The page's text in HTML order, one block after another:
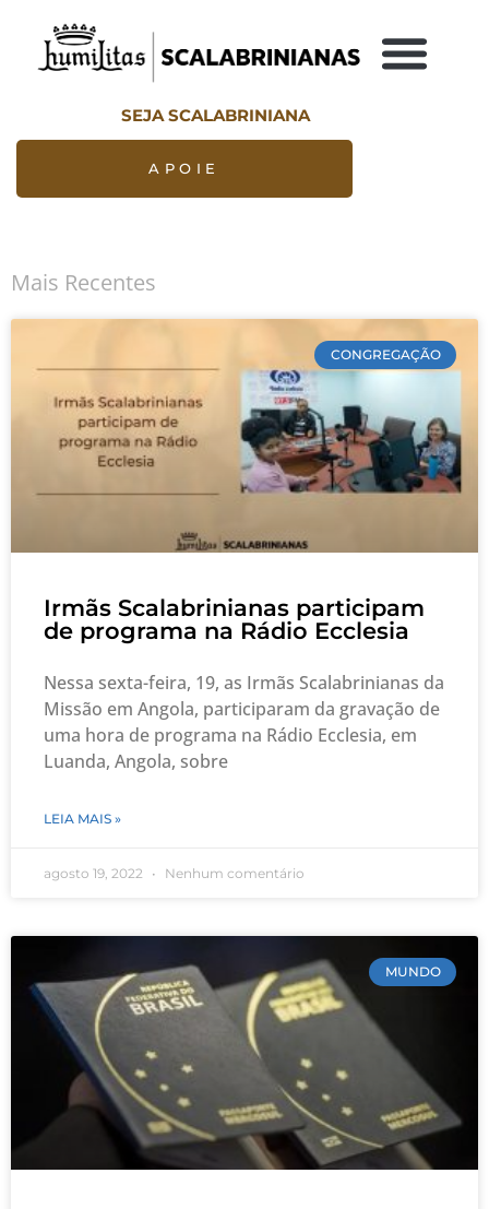
SEJA SCALABRINIANA
APOIE
Mais Recentes
CONGREGAÇÃO
Irmãs Scalabrinianas participam
de programa na Rádio Ecclesia
Nessa sexta-feira, 19, as Irmãs Scalabrinianas da
Missão em Angola, participaram da gravação de
uma hora de programa na Rádio Ecclesia, em
Luanda, Angola, sobre
LEIA MAIS »
agosto 19, 2022 Nenhum comentário
MUNDO